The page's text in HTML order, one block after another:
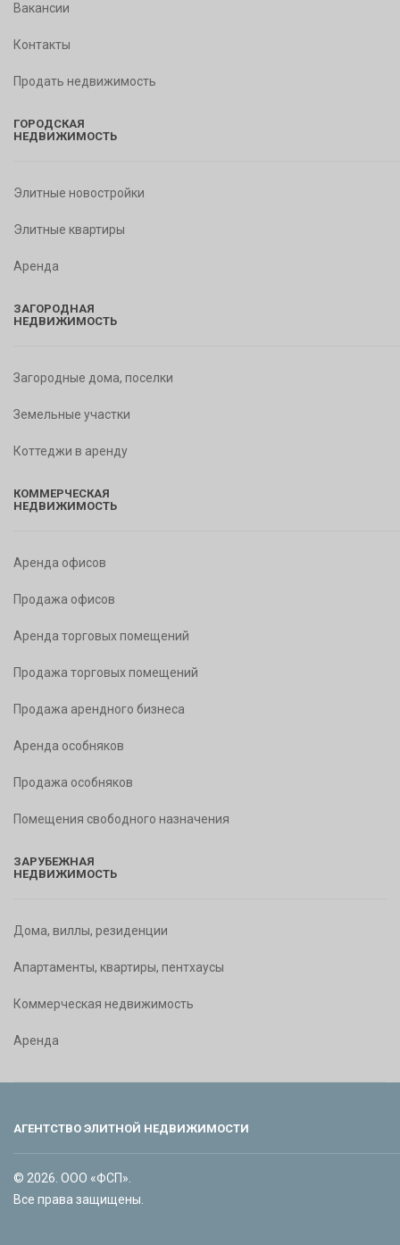
Вакансии
Контакты
Продать недвижимость
ГОРОДСКАЯ
НЕДВИЖИМОСТЬ
Элитные новостройки
Элитные квартиры
Аренда
ЗАГОРОДНАЯ
НЕДВИЖИМОСТЬ
Загородные дома, поселки
Земельные участки
Коттеджи в аренду
КОММЕРЧЕСКАЯ
НЕДВИЖИМОСТЬ
Аренда офисов
Продажа офисов
Аренда торговых помещений
Продажа торговых помещений
Продажа арендного бизнеса
Аренда особняков
Продажа особняков
Помещения свободного назначения
ЗАРУБЕЖНАЯ
НЕДВИЖИМОСТЬ
Дома, виллы, резиденции
Апартаменты, квартиры, пентхаусы
Коммерческая недвижимость
Аренда
АГЕНТСТВО ЭЛИТНОЙ НЕДВИЖИМОСТИ
© 2026. ООО «ФСП».
Все права защищены.